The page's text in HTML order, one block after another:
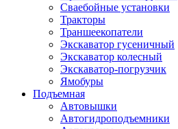
Сваебойные установки
Тракторы
Траншеекопатели
Экскаватор гусеничный
Экскаватор колесный
Экскаватор-погрузчик
Ямобуры
Подъемная
Автовышки
Автогидроподъемники